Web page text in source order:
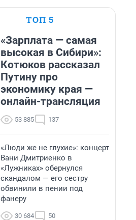
ТОП 5
«Зарплата — самая
высокая в Сибири»:
Котюков рассказал
Путину про
экономику края —
онлайн-трансляция
53 885 137
«Люди же не глухие»: концерт
Вани Дмитриенко в
«Лужниках» обернулся
скандалом — его сестру
обвинили в пении под
фанеру
30 684 50